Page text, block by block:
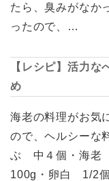
たら、臭みがなか
ったので、…
【レシピ】活力
め
海老の料理がお気
ので、ヘルシーな
ぶ 中４個・海
100g・卵白 1/2